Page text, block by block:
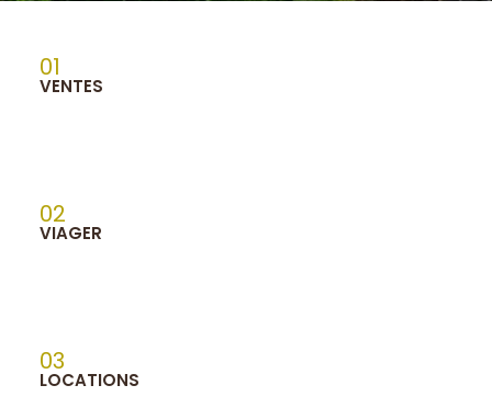
01
VENTES
02
VIAGER
03
LOCATIONS